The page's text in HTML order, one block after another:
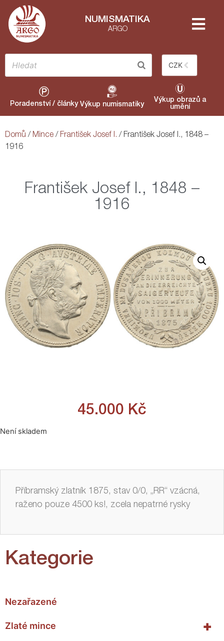
NUMISMATIKA
ARGO
CZK
Poradenství / články Výkup numismatiky
Výkup obrazů a
umění
Domů / Mince / František Josef I. / František Josef I., 1848 –
1916
Kategorie
Nezařazené
+
Zlaté mince
František Josef I., 1848 –
1916
45.000 Kč
Není skladem
Příbramský zlatník 1875, stav 0/0, „RR“ vzácná,
raženo pouze 4500 ks!, zcela nepatrné rysky